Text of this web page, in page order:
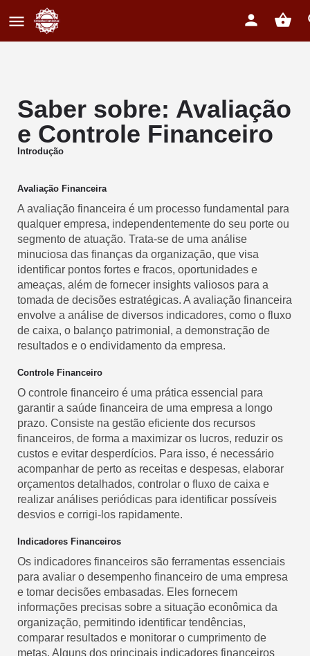
Saber sobre: Avaliação
e Controle Financeiro
Introdução
Avaliação Financeira
A avaliação financeira é um processo fundamental para
qualquer empresa, independentemente do seu porte ou
segmento de atuação. Trata-se de uma análise
minuciosa das finanças da organização, que visa
identificar pontos fortes e fracos, oportunidades e
ameaças, além de fornecer insights valiosos para a
tomada de decisões estratégicas. A avaliação financeira
envolve a análise de diversos indicadores, como o fluxo
de caixa, o balanço patrimonial, a demonstração de
resultados e o endividamento da empresa.
Controle Financeiro
O controle financeiro é uma prática essencial para
garantir a saúde financeira de uma empresa a longo
prazo. Consiste na gestão eficiente dos recursos
financeiros, de forma a maximizar os lucros, reduzir os
custos e evitar desperdícios. Para isso, é necessário
acompanhar de perto as receitas e despesas, elaborar
orçamentos detalhados, controlar o fluxo de caixa e
realizar análises periódicas para identificar possíveis
desvios e corrigi-los rapidamente.
Indicadores Financeiros
Os indicadores financeiros são ferramentas essenciais
para avaliar o desempenho financeiro de uma empresa
e tomar decisões embasadas. Eles fornecem
informações precisas sobre a situação econômica da
organização, permitindo identificar tendências,
comparar resultados e monitorar o cumprimento de
metas. Alguns dos principais indicadores financeiros